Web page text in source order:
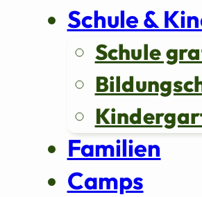
Schule &
Schule
Familien
Camps